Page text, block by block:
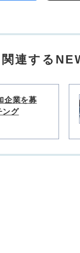
連する
企業を募
ング